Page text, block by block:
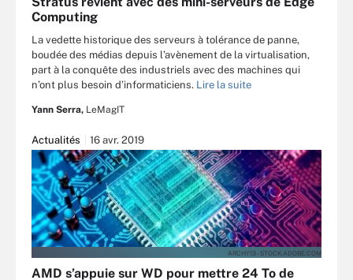
Computing
La vedette historique des serveurs à tolérance de panne,
boudée des médias depuis l’avènement de la virtualisation,
part à la conquête des industriels avec des machines qui
n’ont plus besoin d’informaticiens. Lire la suite
Yann Serra, LeMagIT
Actualités 16 avr. 2019
ARCHY13 - STOCK.ADOBE.COM
AMD s’appuie sur WD pour mettre 24 To de